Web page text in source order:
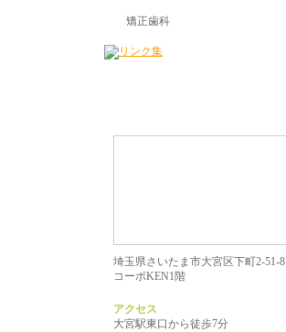
矯正歯科
埼玉県さいたま市大宮区下町2-51-8
コーポKEN1階
アクセス
大宮駅東口から徒歩7分